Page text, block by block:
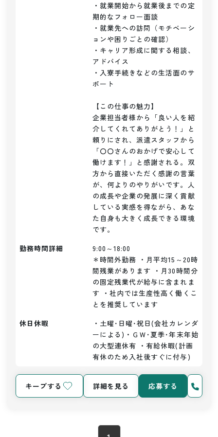
・就業開始から就業後までの定
期的なフォロー面談
・就業先への訪問（モチベーシ
ョンや困りごとの確認）
・キャリア形成に関する相談、
アドバイス
・入寮手続きなどの生活面のサ
ポート
【この仕事の魅力】
企業担当者様から「良い人を紹
介してくれてありがとう！」と
頼りにされ、派遣スタッフから
「〇〇さんのおかげで安心して
働けます！」と感謝される。双
方から直接いただく感謝の言葉
が、何よりのやりがいです。人
の成長や企業の発展に深く貢献
している実感を得ながら、あな
た自身も大きく成長できる環境
です。
勤務時間詳細
9:00～18:00
＊時間外勤務 ・月平均15～20時
間残業があります ・月30時間分
の固定残業代が給与に含まれま
す ・社内では生産性高く働くこ
とを推奨しています
休日休暇
・土曜･日曜･祝日(会社カレンダ
ーによる)・ＧＷ･夏季･年末年始
の大型連休有 ・有給休暇(計画
有休のため入社後すぐに付与)
キープする 詳細を見る 応募する